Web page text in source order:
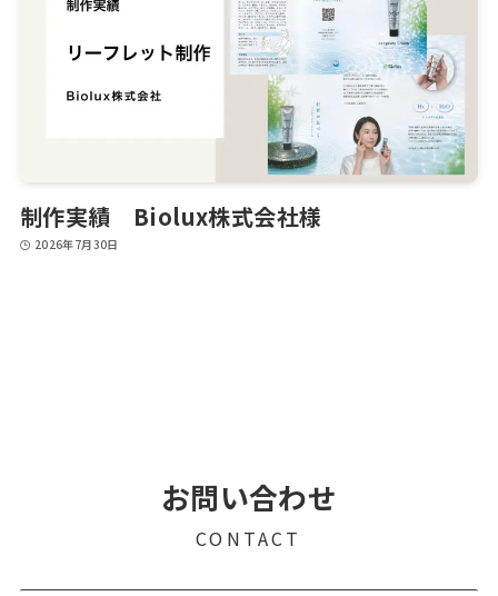
制作実績 Biolux株式会社様
2026年7月30日
お問い合わせ
CONTACT